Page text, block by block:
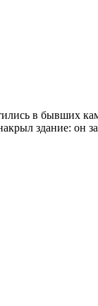
в бывших
здание: он